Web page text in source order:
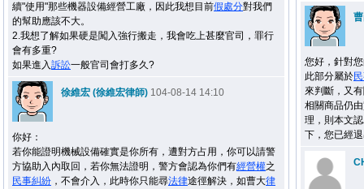
續"使用"那些機器設備經營工廠，因此我想目前假處分對我們
的幫助應該不大。
2.我想了解如果硬是闖入強行搬走，我會吃上甚麼官司，罪行
會有多重?
如果進入訴訟一般官司會打多久?
徐維宏 (徐維宏律師) 104-08-14 14:10
你好：
若你能證明機械設備確實是你所有，遭對方占用，你可以請警
方協助入內取回，若你無法證明，警方會認為你們有經營權之
民事糾紛 ，不會介入，此時你只能尋法律途徑解決，如曹大律
您好，針對
此部分屬於
來判斷，又
相關商品仍
理，則本文
下，您已經